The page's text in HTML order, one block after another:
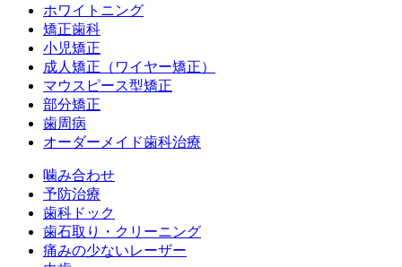
ホワイトニング
矯正歯科
小児矯正
成人矯正（ワイヤー矯正）
マウスピース型矯正
部分矯正
歯周病
オーダーメイド歯科治療
噛み合わせ
予防治療
歯科ドック
歯石取り・クリーニング
痛みの少ないレーザー